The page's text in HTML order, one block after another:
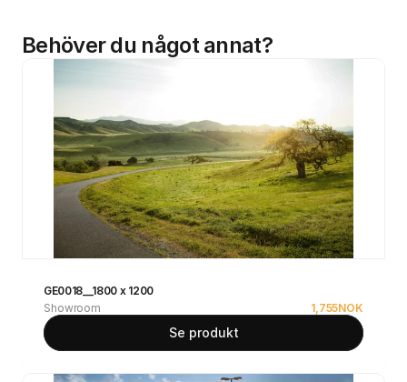
Behöver du något annat?
GE0018__1800 x 1200
Showroom
1,755NOK
Se produkt